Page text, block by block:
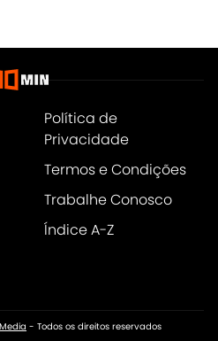
Política de
Privacidade
Termos e Condições
Trabalhe Conosco
Índice A-Z
- Todos os direitos reservados